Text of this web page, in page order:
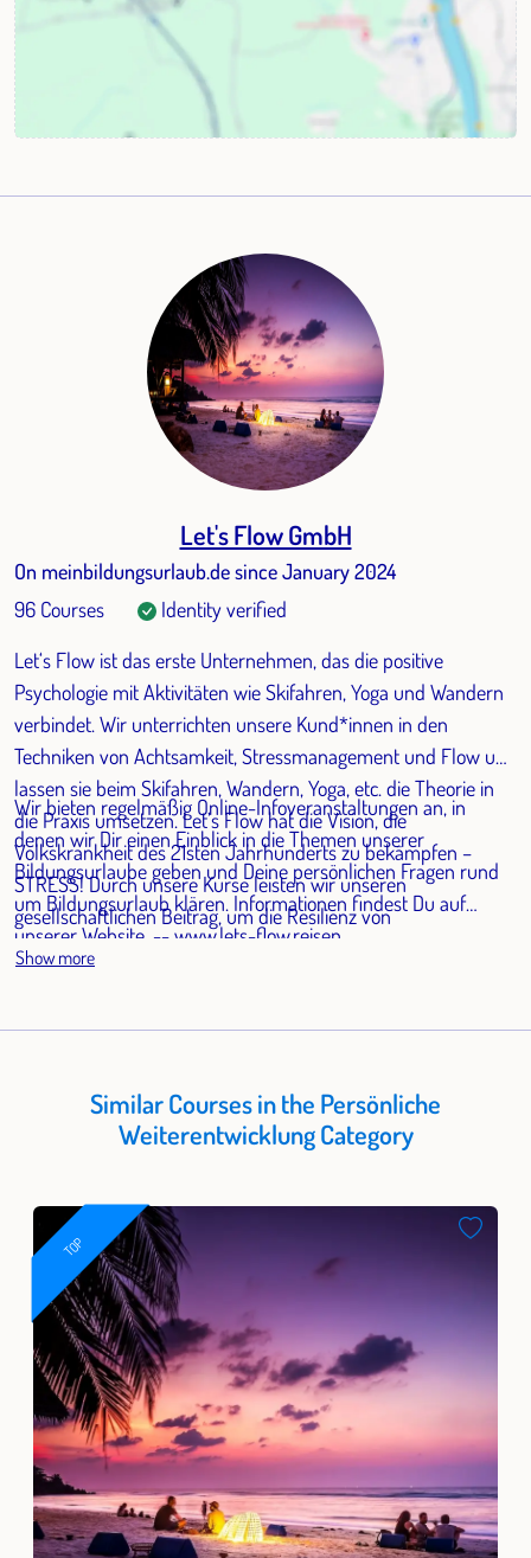
Let's Flow GmbH
On meinbildungsurlaub.de since January 2024
96 Courses
Identity verified
Let‘s Flow ist das erste Unternehmen, das die positive
Psychologie mit Aktivitäten wie Skifahren, Yoga und Wandern
verbindet. Wir unterrichten unsere Kund*innen in den
Techniken von Achtsamkeit, Stressmanagement und Flow und
lassen sie beim Skifahren, Wandern, Yoga, etc. die Theorie in
die Praxis umsetzen. Let’s Flow hat die Vision, die
Volkskrankheit des 21sten Jahrhunderts zu bekämpfen –
STRESS! Durch unsere Kurse leisten wir unseren
gesellschaftlichen Beitrag, um die Resilienz von
Arbeitnehmenden zu steigern und ihr Burnout Risiko zu
Wir bieten regelmäßig Online-Infoveranstaltungen an, in
denen wir Dir einen Einblick in die Themen unserer
Bildungsurlaube geben und Deine persönlichen Fragen rund
um Bildungsurlaub klären. Informationen findest Du auf
unserer Website. -- www.lets-flow.reisen
Show more
Similar Courses in the Persönliche
Weiterentwicklung Category
TOP